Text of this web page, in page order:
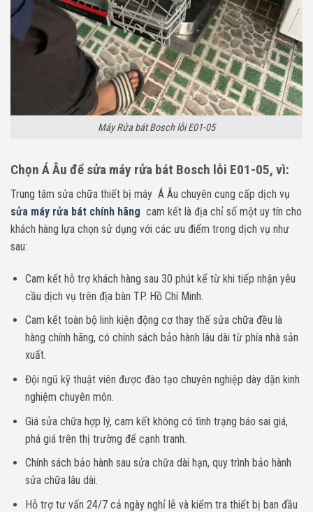
Máy Rửa bát Bosch lỗi E01-05
Chọn Á Âu để sửa máy rửa bát Bosch lỗi E01-05, vì:
Trung tâm sửa chữa thiết bị máy Á Âu chuyên cung cấp dịch vụ
sửa máy rửa bát chính hãng cam kết là địa chỉ số một uy tín cho
khách hàng lựa chọn sử dụng với các ưu điểm trong dịch vụ như
sau:
Cam kết hỗ trợ khách hàng sau 30 phút kể từ khi tiếp nhận yêu
cầu dịch vụ trên địa bàn TP. Hồ Chí Minh.
Cam kết toàn bộ linh kiện động cơ thay thế sửa chữa đều là
hàng chính hãng, có chính sách bảo hành lâu dài từ phía nhà sản
xuất.
Đội ngũ kỹ thuật viên được đào tạo chuyên nghiệp dày dặn kinh
nghiệm chuyên môn.
Giá sửa chữa hợp lý, cam kết không có tình trạng báo sai giá,
phá giá trên thị trường để cạnh tranh.
Chính sách bảo hành sau sửa chữa dài hạn, quy trình bảo hành
sửa chữa lâu dài.
Hỗ trợ tư vấn 24/7 cả ngày nghỉ lễ và kiểm tra thiết bị ban đầu